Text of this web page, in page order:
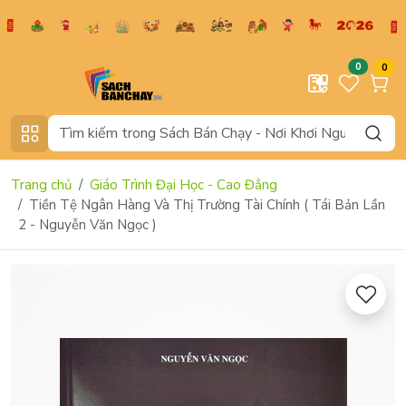
0 0
Trang chủ
Giáo Trình Đại Học - Cao Đẳng
Tiền Tệ Ngân Hàng Và Thị Trường Tài Chính ( Tái Bản Lần
2 - Nguyễn Văn Ngọc )